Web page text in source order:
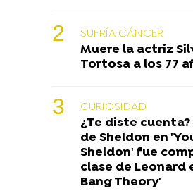
SUFRÍA CÁNCER
Muere la actriz
Tortosa a los 77
CURIOSIDAD
¿Te diste cuenta?
de Sheldon en
Sheldon' fue
clase de Leonard
Bang Theory'